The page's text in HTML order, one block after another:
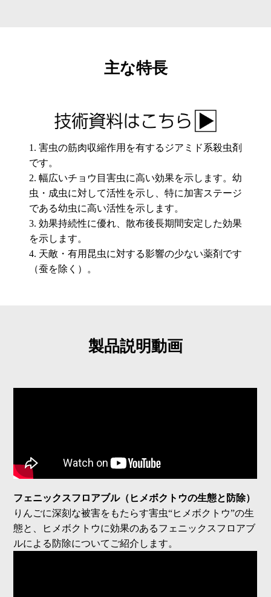
主な特長
害虫の筋肉収縮作用を有するジアミド系殺虫剤
です。
幅広いチョウ目害虫に高い効果を示します。幼
虫・成虫に対して活性を示し、特に加害ステージ
である幼虫に高い活性を示します。
効果持続性に優れ、散布後長期間安定した効果
を示します。
天敵・有用昆虫に対する影響の少ない薬剤です
（蚕を除く）。
製品説明動画
フェニックスフロアブル（ヒメボクトウの生態と防除）
りんごに深刻な被害をもたらす害虫“ヒメボクトウ”の生
態と、ヒメボクトウに効果のあるフェニックスフロアブ
ルによる防除についてご紹介します。